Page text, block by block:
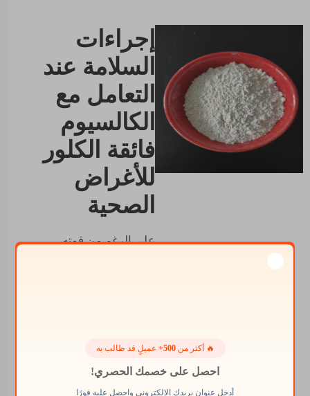
إجراءات
السلامة عند
التعامل مع
الكالسيوم
فائقة الكلور
للأغراض
الصحية
على الرغم من قوته
للتأكد من عدم تلامسه مع
الجلد أو العينين. تجنب
التفاعلات عن طريق
🔥 أكثر من500+ عميلٍ قد طالب به
احصل على خصمك الحصري!
أدخل عنوان بريدك الإلكتروني واحصل عليه فورًا